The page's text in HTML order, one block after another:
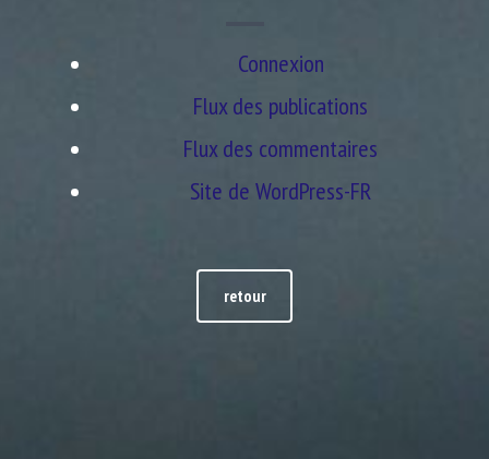
Connexion
Flux des publications
Flux des commentaires
Site de WordPress-FR
retour